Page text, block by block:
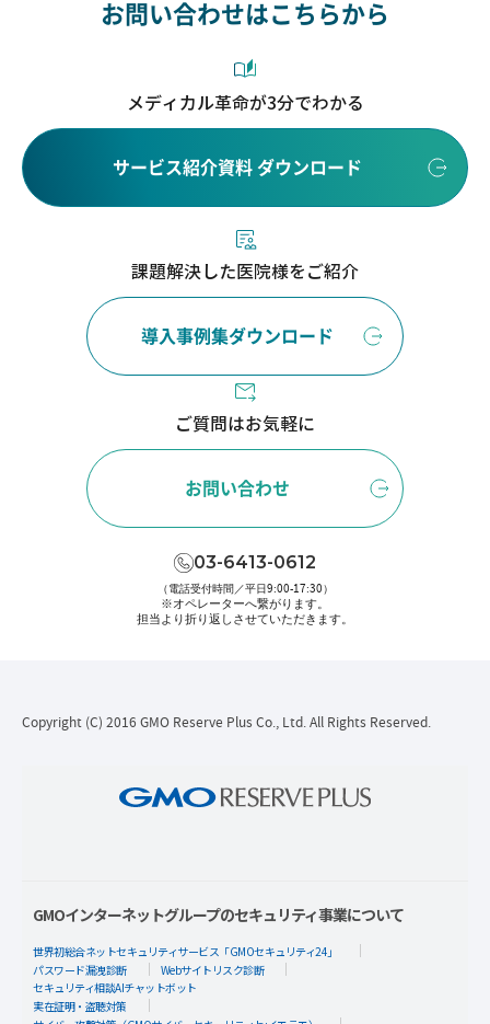
お問い合わせはこちらから
メディカル革命が3分でわかる
サービス紹介資料 ダウンロード
課題解決した医院様をご紹介
導入事例集ダウンロード
ご質問はお気軽に
お問い合わせ
03-6413-0612
（電話受付時間／平日9:00-17:30）
※オペレーターへ繋がります。
担当より折り返しさせていただきます。
Copyright (C) 2016 GMO Reserve Plus Co., Ltd. All Rights Reserved.
GMOインターネットグループのセキュリティ事業について
世界初総合ネットセキュリティサービス「GMOセキュリティ24」
パスワード漏洩診断
Webサイトリスク診断
セキュリティ相談AIチャットボット
実在証明・盗聴対策